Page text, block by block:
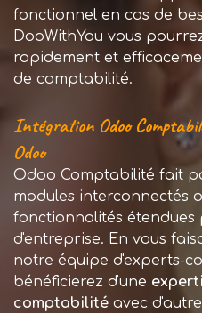
fonctionnel en cas de
DooWithYou vous
rapidement et
de comptabilité.
Intégration Odoo
Odoo
Odoo Comptabilité fait
modules interconnectés
fonctionnalités étendues
d'entreprise. En vous
notre équipe d'experts-
bénéficierez d'une
comptabilité avec